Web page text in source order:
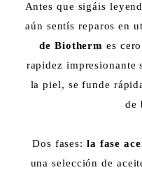
Antes que sigáis
aún sentís reparos en
de Biothermes
rapidez impresionante
la piel, se funde
de
Dos fases: la fase
una selección de